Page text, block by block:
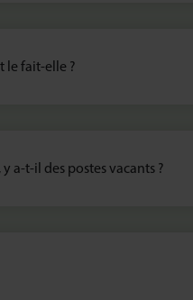
le fait-elle ?
a-t-il des postes vacants ?